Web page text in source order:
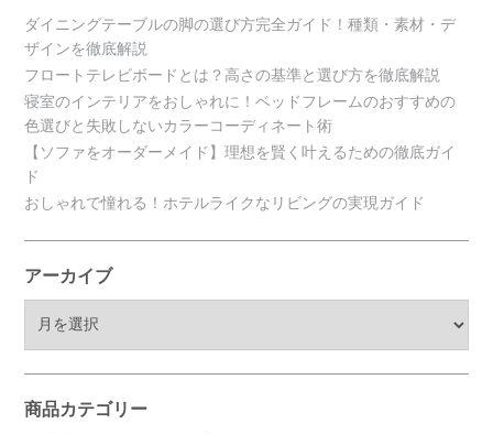
ダイニングテーブルの脚の選び方完全ガイド！種類・素材・デ
ザインを徹底解説
フロートテレビボードとは？高さの基準と選び方を徹底解説
寝室のインテリアをおしゃれに！ベッドフレームのおすすめの
色選びと失敗しないカラーコーディネート術
【ソファをオーダーメイド】理想を賢く叶えるための徹底ガイ
ド
おしゃれで憧れる！ホテルライクなリビングの実現ガイド
アーカイブ
ブ
商品カテゴリー